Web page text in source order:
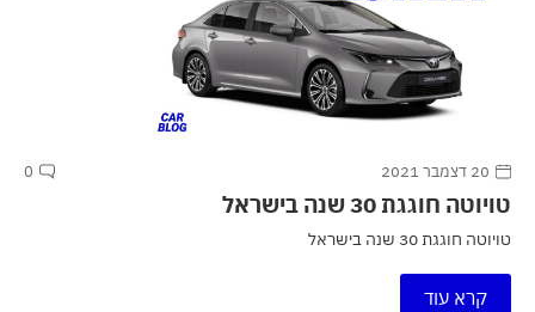
20 דצמבר 2021 0
טויוטה חוגגת 30 שנה בישראל
טויוטה חוגגת 30 שנה בישראל
קרא עוד